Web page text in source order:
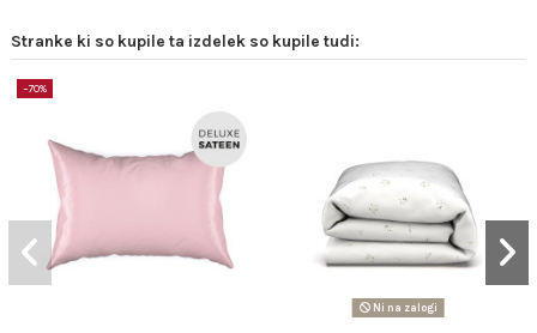
Stranke ki so kupile ta izdelek so kupile tudi:
−70%
Ni na zalogi